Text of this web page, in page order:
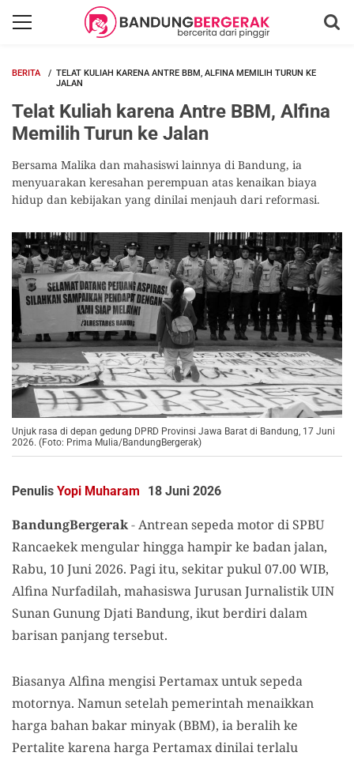
BERITA
TELAT KULIAH KARENA ANTRE BBM, ALFINA MEMILIH TURUN KE
JALAN
Telat Kuliah karena Antre BBM, Alfina
Memilih Turun ke Jalan
Bersama Malika dan mahasiswi lainnya di Bandung, ia
menyuarakan keresahan perempuan atas kenaikan biaya
hidup dan kebijakan yang dinilai menjauh dari reformasi.
Unjuk rasa di depan gedung DPRD Provinsi Jawa Barat di Bandung, 17 Juni
2026. (Foto: Prima Mulia/BandungBergerak)
Penulis Yopi Muharam 18 Juni 2026
BandungBergerak-Antrean sepeda motor di SPBU
Rancaekek mengular hingga hampir ke badan jalan,
Rabu, 10 Juni 2026. Pagi itu, sekitar pukul 07.00 WIB,
Alfina Nurfadilah, mahasiswa Jurusan Jurnalistik UIN
Sunan Gunung Djati Bandung, ikut berdiri dalam
barisan panjang tersebut.
Biasanya Alfina mengisi Pertamax untuk sepeda
motornya. Namun setelah pemerintah menaikkan
harga bahan bakar minyak (BBM), ia beralih ke
Pertalite karena harga Pertamax dinilai terlalu